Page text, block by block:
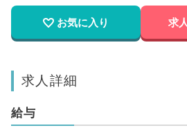
お気に入り 求
求人詳細
給与